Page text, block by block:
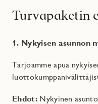
Turvapaketin
1. Nykyisen asunnon
Tarjoamme apua
Ehdot:Nykyinen